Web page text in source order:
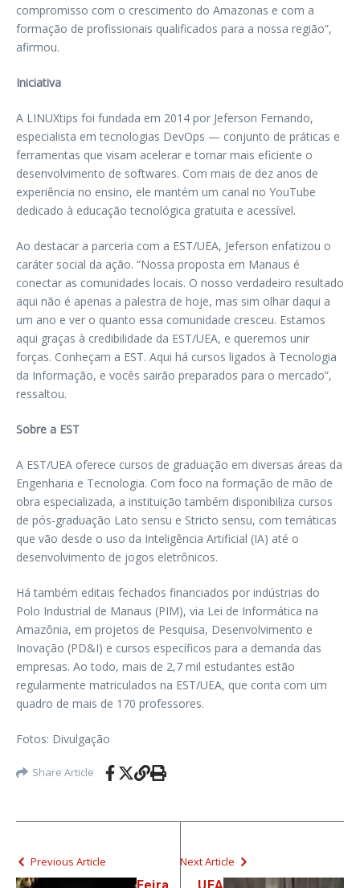
compromisso com o crescimento do Amazonas e com a
formação de profissionais qualificados para a nossa região”,
afirmou.
Iniciativa
A LINUXtips foi fundada em 2014 por Jeferson Fernando,
especialista em tecnologias DevOps — conjunto de práticas e
ferramentas que visam acelerar e tornar mais eficiente o
desenvolvimento de softwares. Com mais de dez anos de
experiência no ensino, ele mantém um canal no YouTube
dedicado à educação tecnológica gratuita e acessível.
Ao destacar a parceria com a EST/UEA, Jeferson enfatizou o
caráter social da ação. “Nossa proposta em Manaus é
conectar as comunidades locais. O nosso verdadeiro resultado
aqui não é apenas a palestra de hoje, mas sim olhar daqui a
um ano e ver o quanto essa comunidade cresceu. Estamos
aqui graças à credibilidade da EST/UEA, e queremos unir
forças. Conheçam a EST. Aqui há cursos ligados à Tecnologia
da Informação, e vocês sairão preparados para o mercado”,
ressaltou.
Sobre a EST
A EST/UEA oferece cursos de graduação em diversas áreas da
Engenharia e Tecnologia. Com foco na formação de mão de
obra especializada, a instituição também disponibiliza cursos
de pós-graduação Lato sensu e Stricto sensu, com temáticas
que vão desde o uso da Inteligência Artificial (IA) até o
desenvolvimento de jogos eletrônicos.
Há também editais fechados financiados por indústrias do
Polo Industrial de Manaus (PIM), via Lei de Informática na
Amazônia, em projetos de Pesquisa, Desenvolvimento e
Inovação (PD&I) e cursos específicos para a demanda das
empresas. Ao todo, mais de 2,7 mil estudantes estão
regularmente matriculados na EST/UEA, que conta com um
quadro de mais de 170 professores.
Fotos: Divulgação
Share Article
Previous Article Next Article